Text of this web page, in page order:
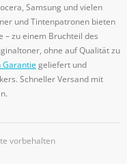
Samsung und vielen
und Tintenpatronen bieten
zu einem Bruchteil des
ohne auf Qualität zu
Garantiegeliefert und
Schneller Versand mit
vorbehalten